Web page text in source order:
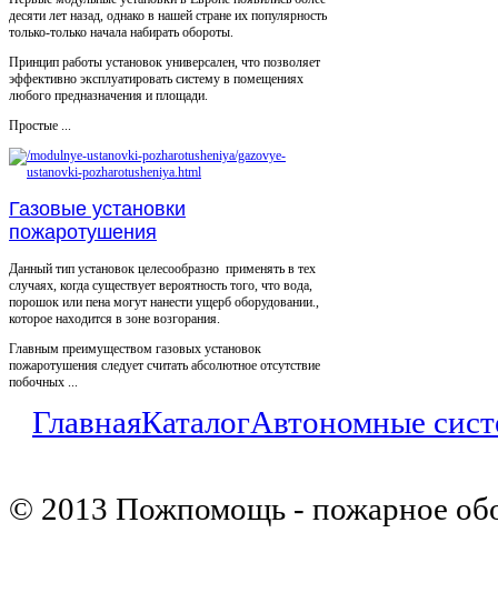
десяти лет назад, однако в нашей стране их популярность
только-только начала набирать обороты.
Принцип работы установок универсален, что позволяет
эффективно эксплуатировать систему в помещениях
любого предназначения и площади.
Простые ...
Газовые установки
пожаротушения
Данный тип установок целесообразно применять в тех
случаях, когда существует вероятность того, что вода,
порошок или пена могут нанести ущерб оборудовании.,
которое находится в зоне возгорания.
Главным преимуществом газовых установок
пожаротушения следует считать абсолютное отсутствие
побочных ...
ГлавнаяКаталогАвтономные
© 2013 Пожпомощь - пожарное